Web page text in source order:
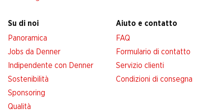
Su di noi
Panoramica
Jobs da Denner
Indipendente con Denner
Sostenibilità
Sponsoring
Qualità
Aiuto e contatto
FAQ
Formulario di contatto
Servizio clienti
Condizioni di consegna